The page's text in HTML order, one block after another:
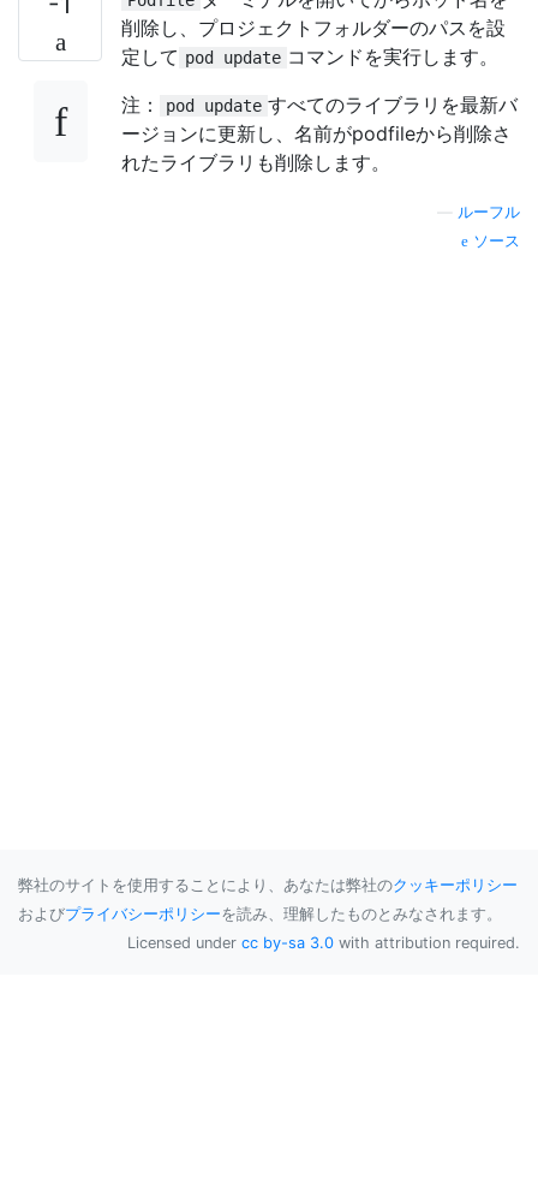
削除し、プロジェクトフォルダーのパスを設
定して pod update コマンドを実行します。
注：
pod update すべてのライブラリを最新バ
ージョンに更新し、名前がpodfileから削除さ
れたライブラリも削除します。
ルーフル
ソース
弊社のサイトを使用することにより、あなたは弊社のクッキーポリシー
およびプライバシーポリシーを読み、理解したものとみなされます。
Licensed under cc by-sa 3.0 with attribution required.